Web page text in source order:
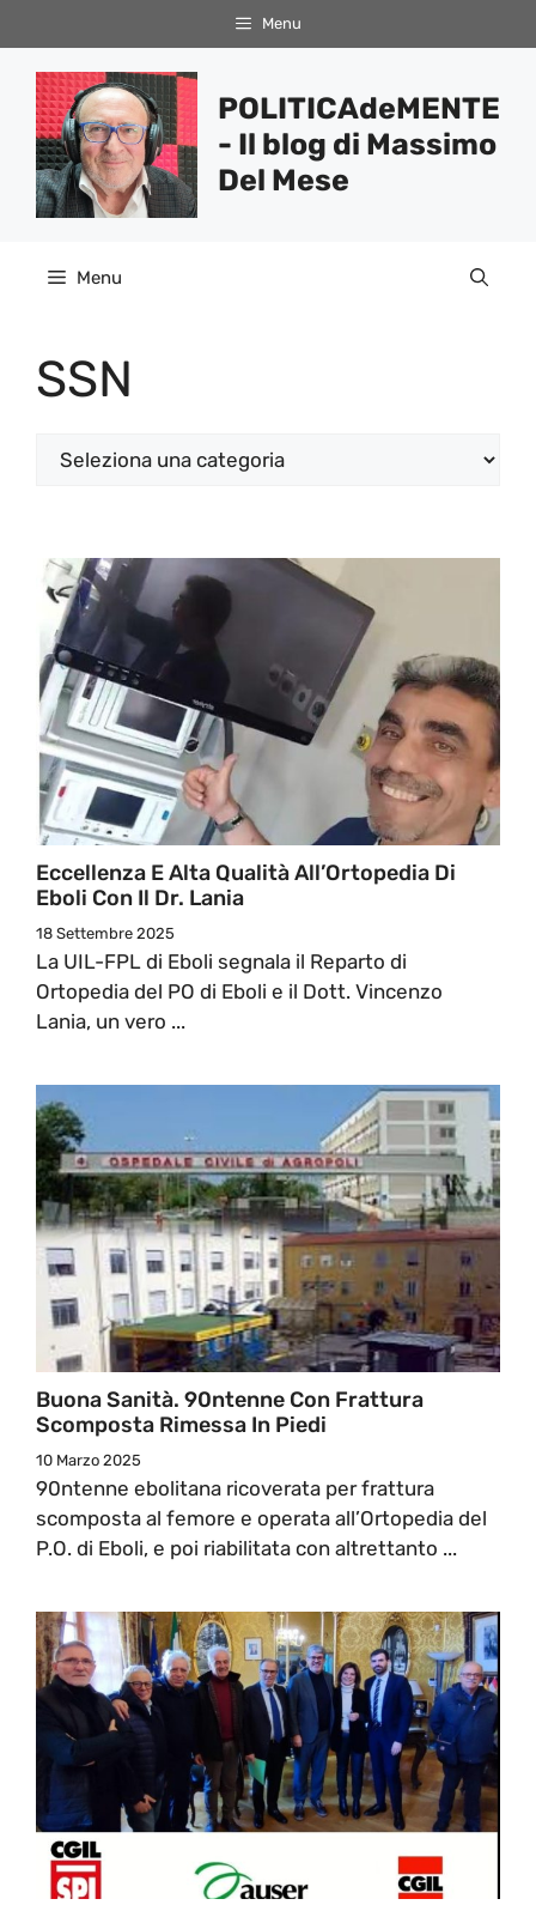
al
contenuto
Menu
POLITICAdeMENTE
- Il blog di Massimo
Del Mese
Menu
SSN
Categorie
Eccellenza E Alta Qualità All’Ortopedia Di
Eboli Con Il Dr. Lania
18 Settembre 2025
La UIL-FPL di Eboli segnala il Reparto di
Ortopedia del PO di Eboli e il Dott. Vincenzo
Lania, un vero ...
Buona Sanità. 90ntenne Con Frattura
Scomposta Rimessa In Piedi
10 Marzo 2025
90ntenne ebolitana ricoverata per frattura
scomposta al femore e operata all’Ortopedia del
P.O. di Eboli, e poi riabilitata con altrettanto ...